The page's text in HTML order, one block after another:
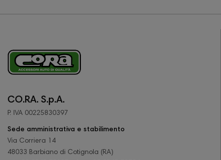
CO.RA. S.p.A.
P. IVA 00225830397
Sede amministrativa e stabilimento
Via Corriera 14
48033 Barbiano di Cotignola (RA)